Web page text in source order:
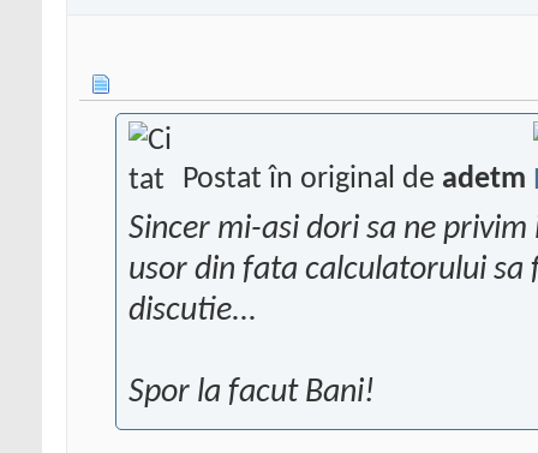
Postat în original de adetm
Sincer mi-asi dori sa ne
usor din fata calculatorului
discutie...
Spor la facut Bani!